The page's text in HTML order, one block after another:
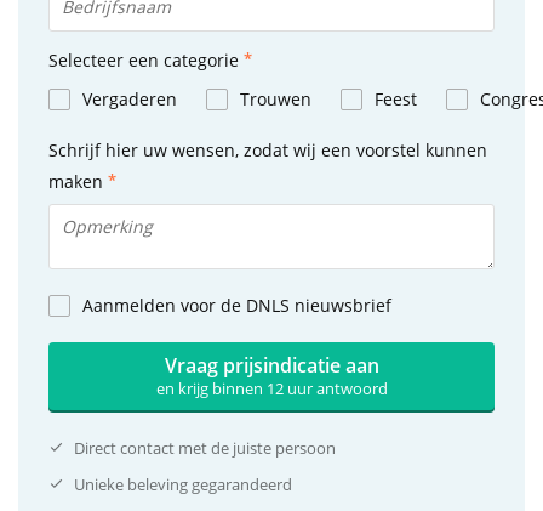
Selecteer een categorie
Vergaderen
Trouwen Feest
Schrijf hier uw wensen, zodat wij een voorstel kunnen
maken
Aanmelden voor de DNLS nieuwsbrief
Vraag prijsindicatie aan
en krijg binnen 12 uur antwoord
Direct contact met de juiste persoon
Unieke beleving gegarandeerd